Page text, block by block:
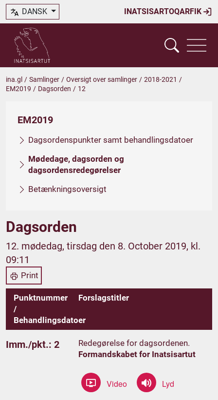
INATSISARTOQARFIK
DANSK
ina.gl / Samlinger / Oversigt over samlinger / 2018-2021 /
EM2019 / Dagsorden / 12
EM2019
Dagsordenspunkter samt behandlingsdatoer
Mødedage, dagsorden og
dagsordensredegørelser
Betænkningsoversigt
Dagsorden
12. mødedag, tirsdag den 8. October 2019, kl.
09:11
Print
Punktnummer
/
Behandlingsdatoer
Forslagstitler
Imm./pkt.: 2
Redegørelse for dagsordenen.
Formandskabet for Inatsisartut